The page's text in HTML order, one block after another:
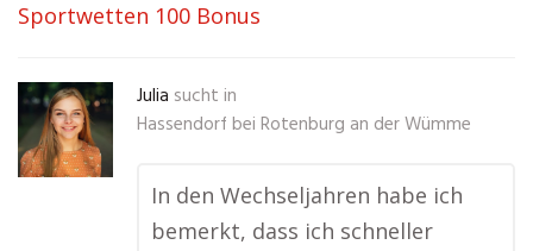
Sportwetten 100 Bonus
Julia sucht in
Hassendorf bei Rotenburg an der Wümme
In den Wechseljahren habe ich
bemerkt, dass ich schneller